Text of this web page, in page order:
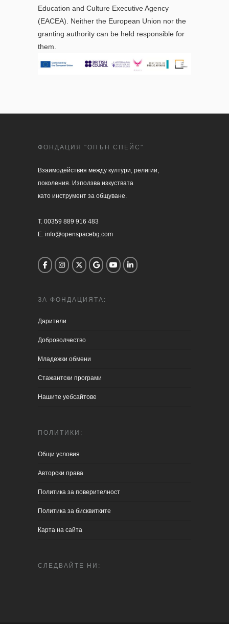
Education and Culture Executive Agency
(EACEA). Neither the European Union nor the
granting authority can be held responsible for
them.
ФОНДАЦИЯ "ОПЪН СПЕЙС"
Взаимодействия между култури, религии,
поколения. Използва изкуствата
като инструмент за общуване.
T. 00359 889 916 483
E. info@openspacebg.com
ЗА ФОНДАЦИЯТА:
Дарители
Доброволчество
Младежки обмени
Стажантски програми
Нашите уебсайтове
ПОЛИТИКИ:
Общи условия
Aвторски права
Политика за поверителност
Политика за бисквитките
Карта на сайта
СЛЕДВАЙТЕ НИ: